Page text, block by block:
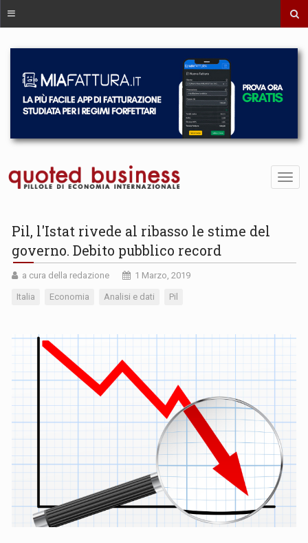
Pil, l'Istat rivede al ribasso le stime del
governo. Debito pubblico record
a cura della redazione 1 Marzo, 2019
Italia Economia Analisi e dati Pil